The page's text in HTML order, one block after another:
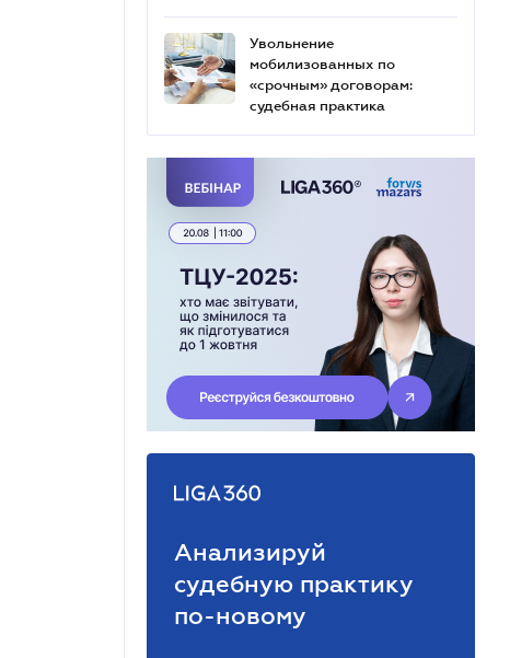
Увольнение
мобилизованных по
«срочным» договорам:
судебная практика
Анализируй
судебную практику
по-новому